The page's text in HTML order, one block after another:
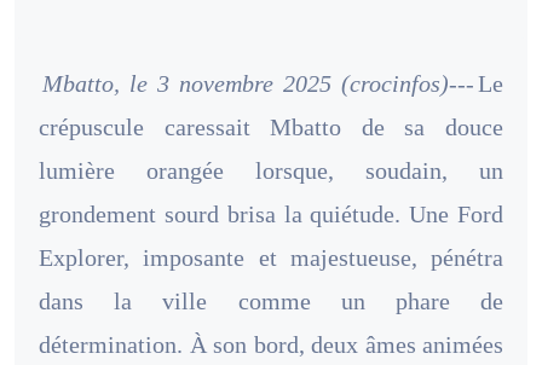
Mbatto, le 3 novembre 2025 (crocinfos)---Le
crépuscule caressait Mbatto de sa douce
lumière orangée lorsque, soudain, un
grondement sourd brisa la quiétude. Une Ford
Explorer, imposante et majestueuse, pénétra
dans la ville comme un phare de
détermination. À son bord, deux âmes animées